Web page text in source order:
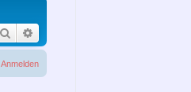
Suche
Anmelden